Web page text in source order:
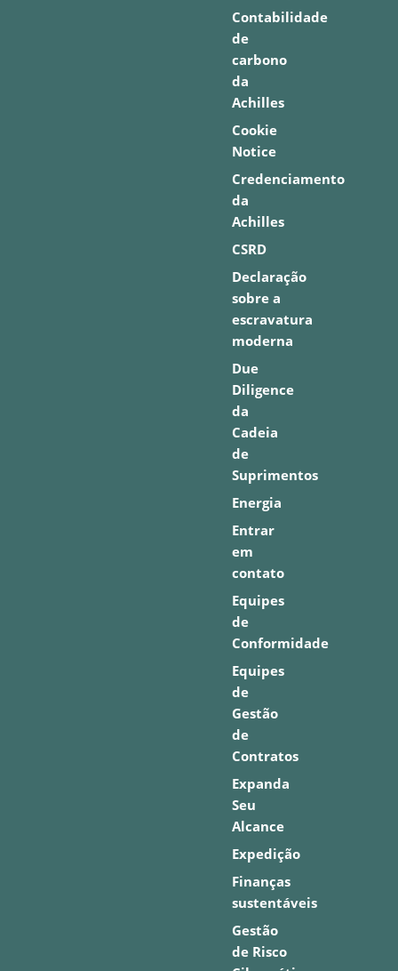
Contabilidade
de
carbono
da
Achilles
Cookie
Notice
Credenciamento
da
Achilles
CSRD
Declaração
sobre a
escravatura
moderna
Due
Diligence
da
Cadeia
de
Suprimentos
Energia
Entrar
em
contato
Equipes
de
Conformidade
Equipes
de
Gestão
de
Contratos
Expanda
Seu
Alcance
Expedição
Finanças
sustentáveis
Gestão
de Risco